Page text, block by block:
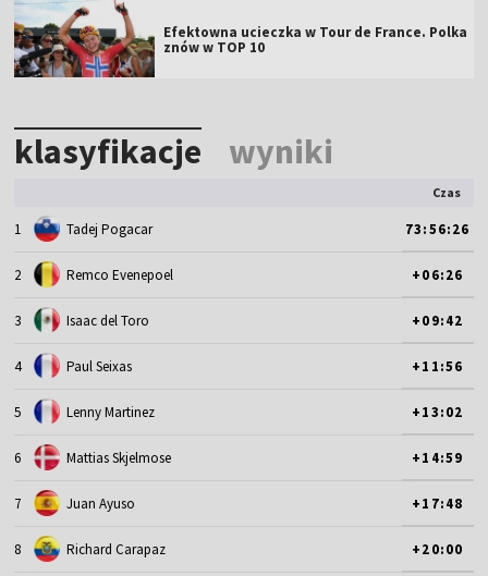
Efektowna ucieczka w Tour de France. Polka
znów w TOP 10
klasyfikacje wyniki
Czas
1 Tadej Pogacar 73:56:26
2 Remco Evenepoel +06:26
3 Isaac del Toro +09:42
4 Paul Seixas +11:56
5 Lenny Martinez +13:02
6 Mattias Skjelmose +14:59
7 Juan Ayuso +17:48
8 Richard Carapaz +20:00